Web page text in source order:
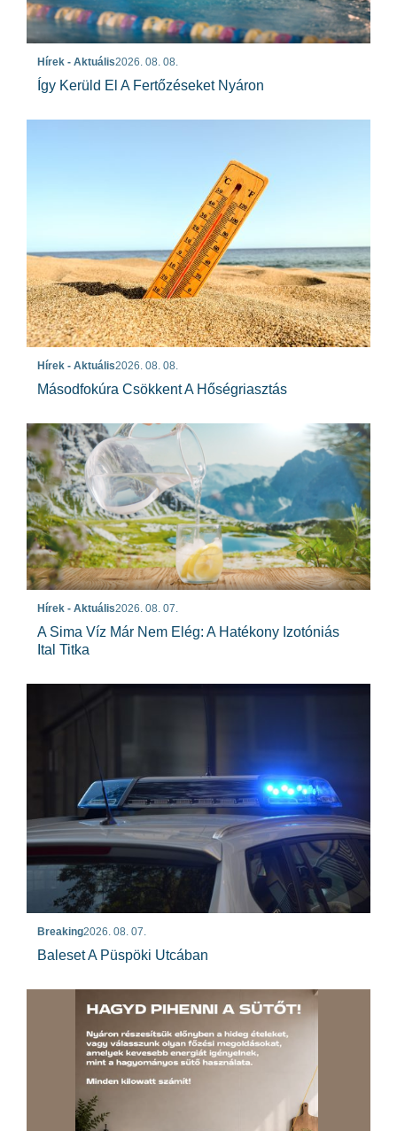
Hírek - Aktuális2026. 08. 08.
Így Kerüld El A Fertőzéseket Nyáron
Hírek - Aktuális2026. 08. 08.
Másodfokúra Csökkent A Hőségriasztás
Hírek - Aktuális2026. 08. 07.
A Sima Víz Már Nem Elég: A Hatékony Izotóniás
Ital Titka
Breaking2026. 08. 07.
Baleset A Püspöki Utcában